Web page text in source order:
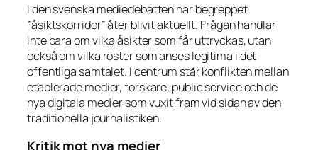
I den svenska mediedebatten har begreppet
”åsiktskorridor” åter blivit aktuellt. Frågan handlar
inte bara om vilka åsikter som får uttryckas, utan
också om vilka röster som anses legitima i det
offentliga samtalet. I centrum står konflikten mellan
etablerade medier, forskare, public service och de
nya digitala medier som vuxit fram vid sidan av den
traditionella journalistiken.
Kritik mot nya medier